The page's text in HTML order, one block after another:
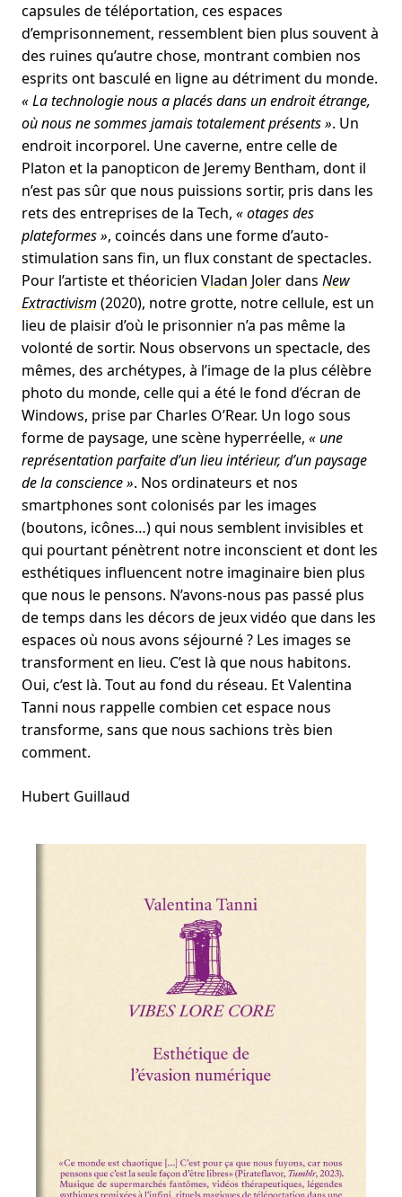
capsules de téléportation, ces espaces
d’emprisonnement, ressemblent bien plus souvent à
des ruines qu’autre chose, montrant combien nos
esprits ont basculé en ligne au détriment du monde.
« La technologie nous a placés dans un endroit étrange,
où nous ne sommes jamais totalement présents ». Un
endroit incorporel. Une caverne, entre celle de
Platon et la panopticon de Jeremy Bentham, dont il
n’est pas sûr que nous puissions sortir, pris dans les
rets des entreprises de la Tech, « otages des
plateformes », coincés dans une forme d’auto-
stimulation sans fin, un flux constant de spectacles.
Pour l’artiste et théoricien Vladan Jolerdans New
Extractivism (2020), notre grotte, notre cellule, est un
lieu de plaisir d’où le prisonnier n’a pas même la
volonté de sortir. Nous observons un spectacle, des
mêmes, des archétypes, à l’image de la plus célèbre
photo du monde, celle qui a été le fond d’écran de
Windows, prise par Charles O’Rear. Un logo sous
forme de paysage, une scène hyperréelle, « une
représentation parfaite d’un lieu intérieur, d’un paysage
de la conscience ». Nos ordinateurs et nos
smartphones sont colonisés par les images
(boutons, icônes…) qui nous semblent invisibles et
qui pourtant pénètrent notre inconscient et dont les
esthétiques influencent notre imaginaire bien plus
que nous le pensons. N’avons-nous pas passé plus
de temps dans les décors de jeux vidéo que dans les
espaces où nous avons séjourné ? Les images se
transforment en lieu. C’est là que nous habitons.
Oui, c’est là. Tout au fond du réseau. Et Valentina
Tanni nous rappelle combien cet espace nous
transforme, sans que nous sachions très bien
comment.
Hubert Guillaud